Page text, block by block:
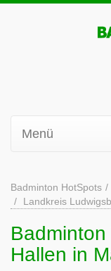
Menü
Badminton HotSpots
Landkreis
Hallen in